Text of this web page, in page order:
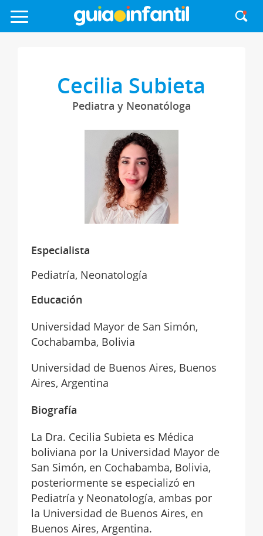
Cecilia Subieta
Pediatra y Neonatóloga
Especialista
Pediatría, Neonatología
Educación
Universidad Mayor de San Simón,
Cochabamba, Bolivia
Universidad de Buenos Aires, Buenos
Aires, Argentina
Biografía
La Dra. Cecilia Subieta es Médica
boliviana por la Universidad Mayor de
San Simón, en Cochabamba, Bolivia,
posteriormente se especializó en
Pediatría y Neonatología, ambas por
la Universidad de Buenos Aires, en
Buenos Aires, Argentina.